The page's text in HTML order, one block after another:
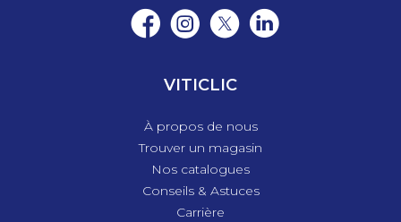
VITICLIC
À propos de nous
Trouver un magasin
Nos catalogues
Conseils & Astuces
Carrière